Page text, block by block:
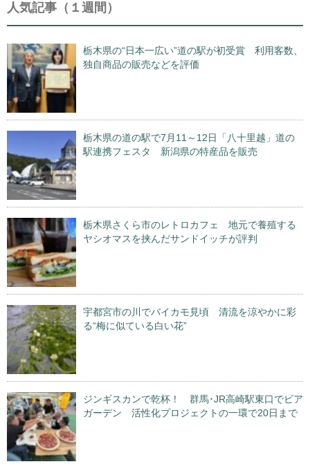
人気記事（１週間）
栃木県の“日本一広い”道の駅が初受賞 利用客数、
独自商品の販売などを評価
栃木県の道の駅で7月11～12日「八十里越」道の
駅連携フェスタ 新潟県の特産品を販売
栃木県さくら市のレトロカフェ 地元で養殖する
ヤシオマスを挟んだサンドイッチが評判
宇都宮市の川でバイカモ見頃 清流を涼やかに彩
る“梅に似ている白い花”
ジンギスカンで乾杯！ 群馬･JR高崎駅東口でビア
ガーデン 活性化プロジェクトの一環で20日まで